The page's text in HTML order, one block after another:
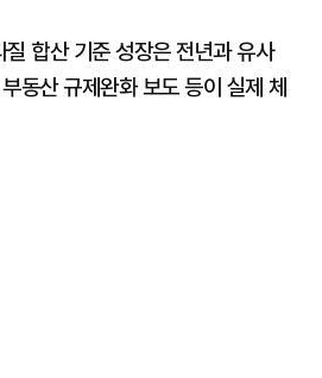
합산 기준 성장은 전년과 유사
동산 규제완화 보도 등이 실제 체